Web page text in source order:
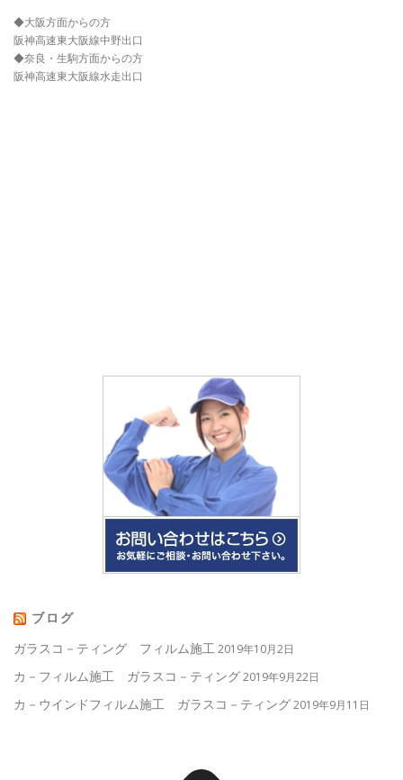
◆大阪方面からの方
阪神高速東大阪線中野出口
◆奈良・生駒方面からの方
阪神高速東大阪線水走出口
ブログ
ガラスコ－ティング フィルム施工2019年10月2日
カ－フィルム施工 ガラスコ－ティング2019年9月22日
カ－ウインドフィルム施工 ガラスコ－ティング2019年9月11日